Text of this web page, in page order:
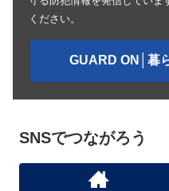
ください。
GUARD ON│暮
SNSでつながろう